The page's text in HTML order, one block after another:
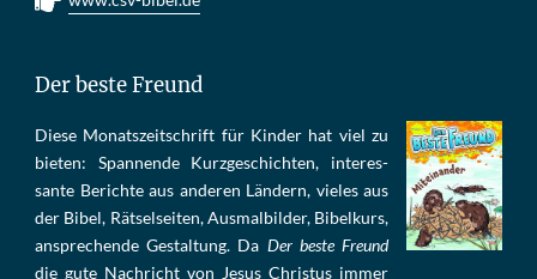
Der beste Freund
Die­se Mo­nats­zeit­schrift für Kin­der hat viel zu
bie­ten: Span­nen­de Kurz­ge­schich­ten, in­te­res­
san­te Be­rich­te aus an­de­ren Län­dern, vie­les aus
der Bi­bel, Rät­sel­sei­ten, Aus­mal­bil­der, Bi­bel­kurs,
an­sprech­ende Ge­stal­tung. Da Der beste Freund
die gu­te Nach­richt von Je­sus Chris­tus im­mer